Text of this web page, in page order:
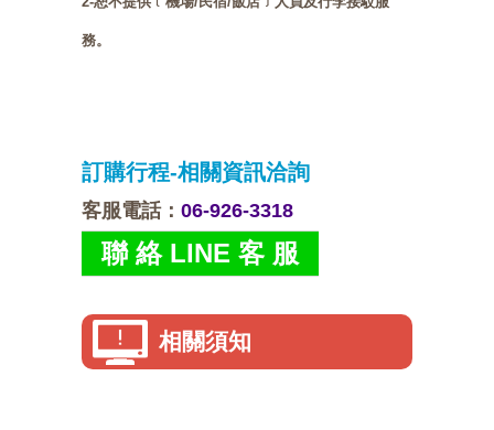
務。
訂購行程-相關資訊洽詢
客服電話： 06-926-3318
聯 絡 LINE 客 服
相關須知